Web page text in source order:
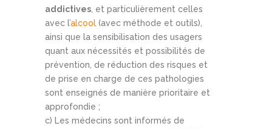
addictives, et particulièrement celles
avec l’alcool (avec méthode et outils),
ainsi que la sensibilisation des usagers
quant aux nécessités et possibilités de
prévention, de réduction des risques et
de prise en charge de ces pathologies
sont enseignés de manière prioritaire et
approfondie ;
c) Les médecins sont informés de